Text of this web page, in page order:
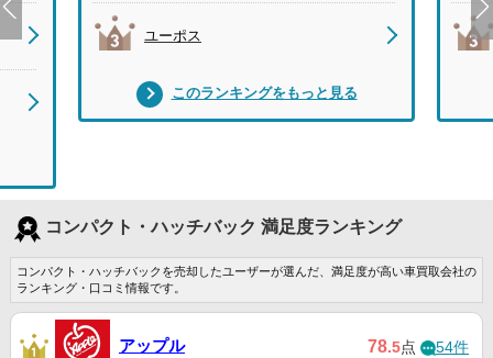
ユーポス
このランキングをもっと見る
コンパクト・ハッチバック 満足度ランキング
コンパクト・ハッチバックを売却したユーザーが選んだ、満足度が高い車買取会社の
ランキング・口コミ情報です。
アップル 78.5点 54件